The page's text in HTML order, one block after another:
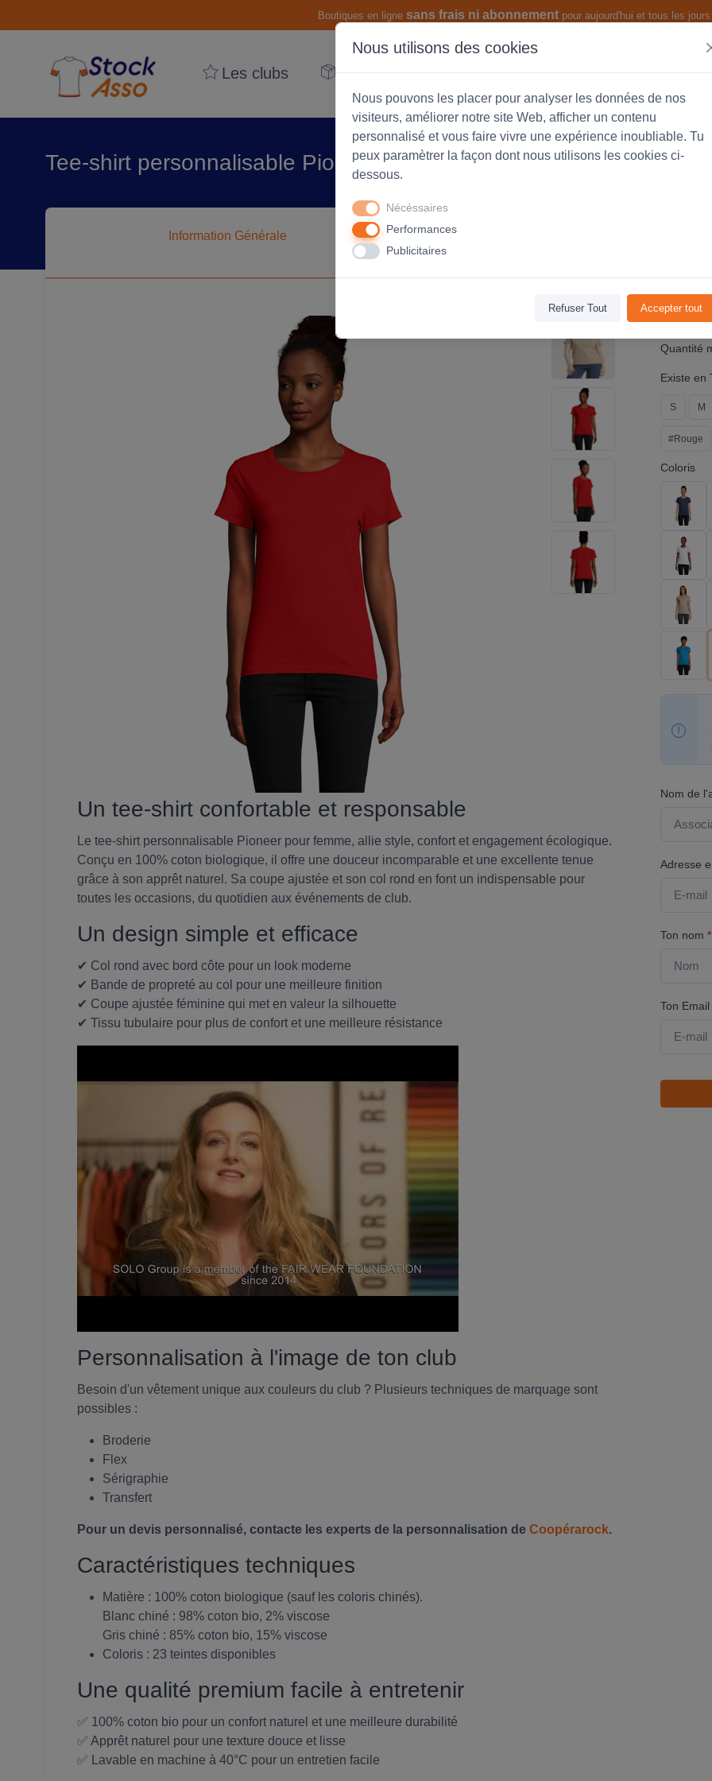
Boutiques en ligne sans frais ni abonnementpour aujourd'hui et tous les
Les clubs Les produits Les fonctionnalités
Tee-shirt personnalisable Pioneer jersey 175g col rond - Femme -
Information Générale
Un tee-shirt confortable et responsable
Le tee-shirt personnalisable Pioneer pour femme, allie style, confort et engagement écologique.
Conçu en 100% coton biologique, il offre une douceur incomparable et une excellente tenue
grâce à son apprêt naturel. Sa coupe ajustée et son col rond en font un indispensable pour
toutes les occasions, du quotidien aux événements de club.
Un design simple et efficace
✔ Col rond avec bord côte pour un look moderne
✔ Bande de propreté au col pour une meilleure finition
✔ Coupe ajustée féminine qui met en valeur la silhouette
✔ Tissu tubulaire pour plus de confort et une meilleure résistance
Personnalisation à l'image de ton club
Besoin d'un vêtement unique aux couleurs du club ? Plusieurs techniques de marquage sont
possibles :
Broderie
Flex
Sérigraphie
Transfert
Pour un devis personnalisé, contacte les experts de la personnalisation de Coopérarock.
Caractéristiques techniques
Matière : 100% coton biologique (sauf les coloris chinés).
Blanc chiné : 98% coton bio, 2% viscose
Gris chiné : 85% coton bio, 15% viscose
Coloris : 23 teintes disponibles
Une qualité premium facile à entretenir
✅ 100% coton bio pour un confort naturel et une meilleure durabilité
✅ Apprêt naturel pour une texture douce et lisse
✅ Lavable en machine à 40°C pour un entretien facile
Code
Quantité
Existe en
S M
#Rouge
Coloris
Nom de
Adresse
Ton nom *
Ton Email
Nous utilisons des cookies
Nous pouvons les placer pour analyser les données de nos
visiteurs, améliorer notre site Web, afficher un contenu
personnalisé et vous faire vivre une expérience inoubliable. Tu
peux paramètrer la façon dont nous utilisons les cookies ci-
dessous.
Nécéssaires
Performances
Publicitaires
Refuser Tout Accepter tout